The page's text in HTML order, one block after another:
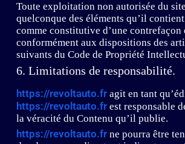
Toute exploitation non autorisée du
quelconque des éléments qu’il
comme constitutive d’une
conformément aux dispositions des
suivants du Code de Propriété
6. Limitations de responsabilité.
https://revoltauto.fragit en tant
https://revoltauto.frest responsable
la véracité du Contenu qu’il publie.
https://revoltauto.frne pourra être